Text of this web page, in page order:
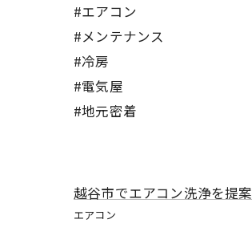
#エアコン
#メンテナンス
#冷房
#電気屋
#地元密着
越谷市でエアコン洗浄を提案
エアコン